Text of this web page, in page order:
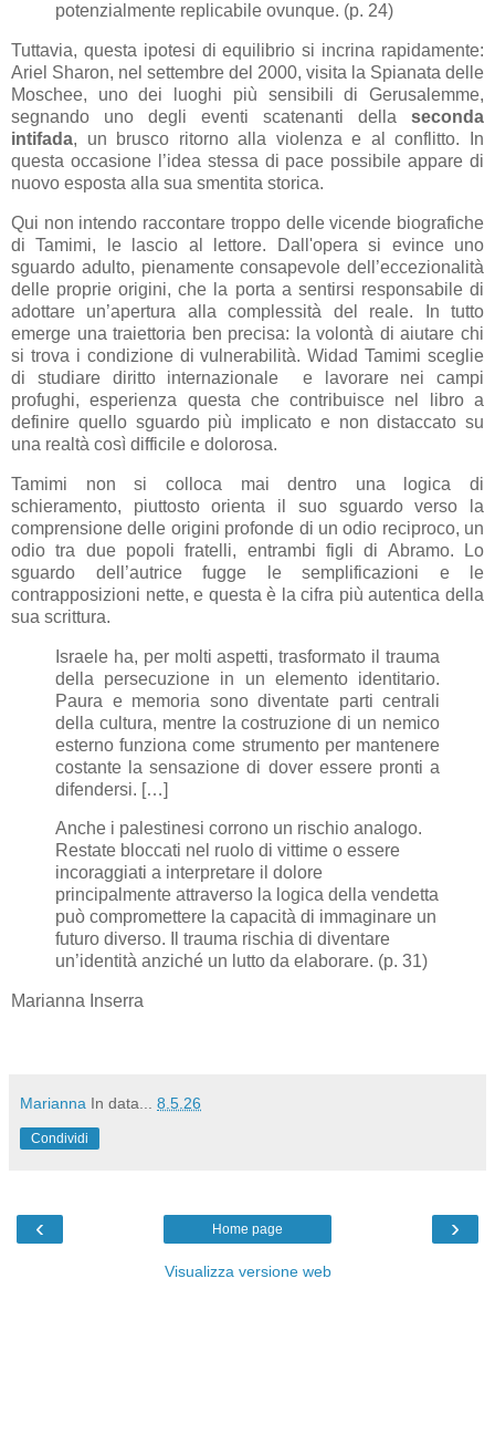
potenzialmente replicabile ovunque. (p. 24)
Tuttavia, questa ipotesi di equilibrio si incrina rapidamente:
Ariel Sharon, nel settembre del 2000, visita la Spianata delle
Moschee, uno dei luoghi più sensibili di Gerusalemme,
segnando uno degli eventi scatenanti della seconda
intifada, un brusco ritorno alla violenza e al conflitto. In
questa occasione l’idea stessa di pace possibile appare di
nuovo esposta alla sua smentita storica.
Qui non intendo raccontare troppo delle vicende biografiche
di Tamimi, le lascio al lettore. Dall'opera si evince uno
sguardo adulto, pienamente consapevole dell’eccezionalità
delle proprie origini, che la porta a sentirsi responsabile di
adottare un’apertura alla complessità del reale. In tutto
emerge una traiettoria ben precisa: la volontà di aiutare chi
si trova i condizione di vulnerabilità. Widad Tamimi sceglie
di studiare diritto internazionale e lavorare nei campi
profughi, esperienza questa che contribuisce nel libro a
definire quello sguardo più implicato e non distaccato su
una realtà così difficile e dolorosa.
Tamimi non si colloca mai dentro una logica di
schieramento, piuttosto orienta il suo sguardo verso la
comprensione delle origini profonde di un odio reciproco, un
odio tra due popoli fratelli, entrambi figli di Abramo. Lo
sguardo dell’autrice fugge le semplificazioni e le
contrapposizioni nette, e questa è la cifra più autentica della
sua scrittura.
Israele ha, per molti aspetti, trasformato il trauma
della persecuzione in un elemento identitario.
Paura e memoria sono diventate parti centrali
della cultura, mentre la costruzione di un nemico
esterno funziona come strumento per mantenere
costante la sensazione di dover essere pronti a
difendersi. […]
Anche i palestinesi corrono un rischio analogo.
Restate bloccati nel ruolo di vittime o essere
incoraggiati a interpretare il dolore
principalmente attraverso la logica della vendetta
può compromettere la capacità di immaginare un
futuro diverso. Il trauma rischia di diventare
un’identità anziché un lutto da elaborare. (p. 31)
Marianna Inserra
Marianna In data... 8.5.26
Condividi
‹ ›
Home page
Visualizza versione web